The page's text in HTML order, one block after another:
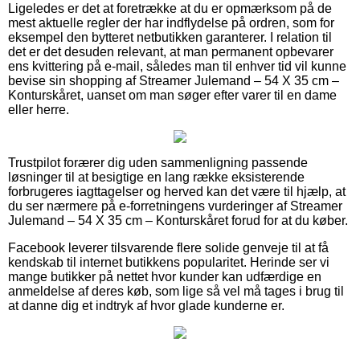
Ligeledes er det at foretrække at du er opmærksom på de
mest aktuelle regler der har indflydelse på ordren, som for
eksempel den bytteret netbutikken garanterer. I relation til
det er det desuden relevant, at man permanent opbevarer
ens kvittering på e-mail, således man til enhver tid vil kunne
bevise sin shopping af Streamer Julemand – 54 X 35 cm –
Konturskåret, uanset om man søger efter varer til en dame
eller herre.
Trustpilot forærer dig uden sammenligning passende
løsninger til at besigtige en lang række eksisterende
forbrugeres iagttagelser og herved kan det være til hjælp, at
du ser nærmere på e-forretningens vurderinger af Streamer
Julemand – 54 X 35 cm – Konturskåret forud for at du køber.
Facebook leverer tilsvarende flere solide genveje til at få
kendskab til internet butikkens popularitet. Herinde ser vi
mange butikker på nettet hvor kunder kan udfærdige en
anmeldelse af deres køb, som lige så vel må tages i brug til
at danne dig et indtryk af hvor glade kunderne er.